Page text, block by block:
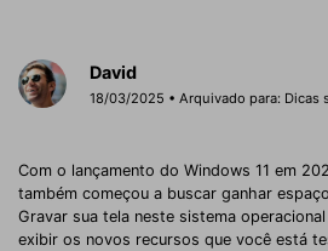
David
18/03/2025 • Arquivado para: Dicas
Com o lançamento do Windows 11 em
também começou a buscar ganhar
Gravar sua tela neste sistema
exibir os novos recursos que você está